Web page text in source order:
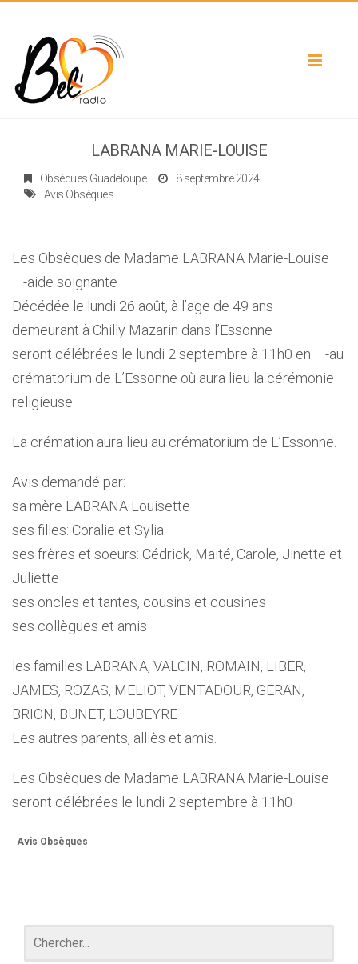
Toggle
LABRANA MARIE-LOUISE
Obsèques Guadeloupe
8 septembre 2024
Avis Obsèques
Les Obsèques de Madame LABRANA Marie-Louise
—-aide soignante
Décédée le lundi 26 août, à l’age de 49 ans
demeurant à Chilly Mazarin dans l’Essonne
seront célébrées le lundi 2 septembre à 11h0 en —-au
crématorium de L’Essonne où aura lieu la cérémonie
religieuse.
La crémation aura lieu au crématorium de L’Essonne.
Avis demandé par:
sa mère LABRANA Louisette
ses filles: Coralie et Sylia
ses frères et soeurs: Cédrick, Maité, Carole, Jinette et
Juliette
ses oncles et tantes, cousins et cousines
ses collègues et amis
les familles LABRANA, VALCIN, ROMAIN, LIBER,
JAMES, ROZAS, MELIOT, VENTADOUR, GERAN,
BRION, BUNET, LOUBEYRE
Les autres parents, alliès et amis.
Les Obsèques de Madame LABRANA Marie-Louise
seront célébrées le lundi 2 septembre à 11h0
Avis Obsèques